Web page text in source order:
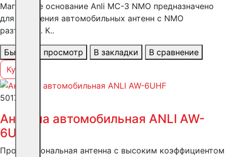
Магнитное основание Anli MC-3 NMO предназначено
для крепления автомобильных антенн с NMO
разъемом. К..
Быстрый просмотр В закладки
В сравнение
Купить
5017 ₽
Антенна автомобильная ANLI AW-
6UHF
Профессиональная антенна с высоким коэффициентом